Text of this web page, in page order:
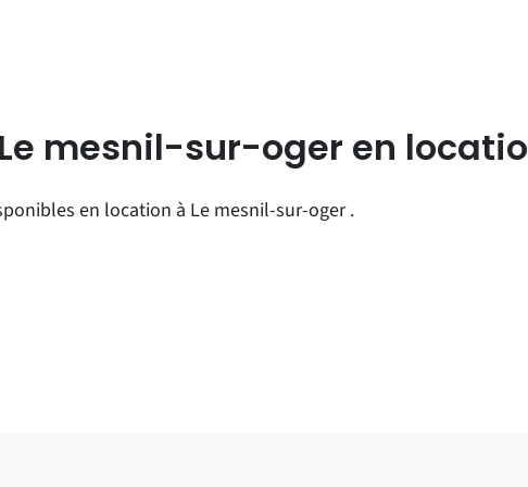
mesnil-sur-oger en
en location à Le mesnil-sur-oger .